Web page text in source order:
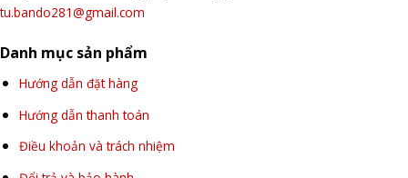
tu.bando281@gmail.com
Danh mục sản phẩm
Hướng dẫn đặt hàng
Hướng dẫn thanh toán
Điều khoản và trách nhiệm